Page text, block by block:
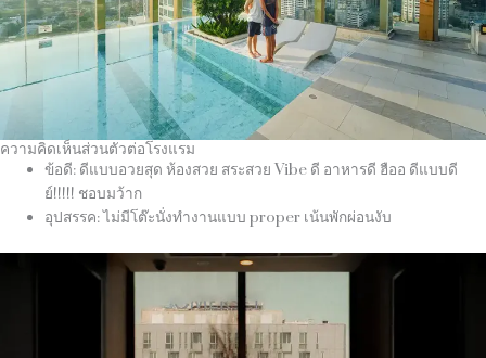
ความคิดเห็นส่วนตัวต่อโรงแรม
ข้อดี: ดีแบบอวยสุด ห้องสวย สระสวย Vibe ดี อาหารดี ฮืออ ดีแบบดี
ย์!!!!! ชอบมว้าก
อุปสรรค: ไม่มีโต๊ะนั่งทำงานแบบ proper เน้นพักผ่อนงับ